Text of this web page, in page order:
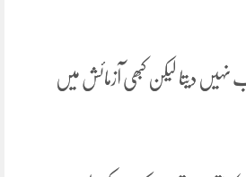
نہیں دیتا لیکن کبھی آزمائش میں